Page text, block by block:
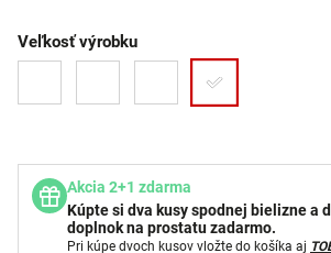
Veľkosť výrobku
Akcia 2+1 zdarma
Kúpte si dva kusy spodnej bielizne a
doplnok na prostatu zadarmo.
Pri kúpe dvoch kusov vložte do košíka aj